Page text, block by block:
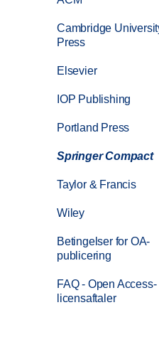
Cambridge
Press
Elsevier
IOP Publishing
Portland Press
Springer Compact
Taylor & Francis
Wiley
Betingelser for OA-
publicering
FAQ - Open Access-
licensaftaler